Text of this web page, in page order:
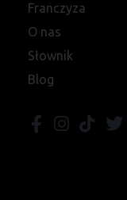
Franczyza
O nas
Słownik
Blog